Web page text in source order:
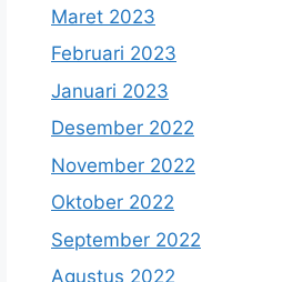
Maret 2023
Februari 2023
Januari 2023
Desember 2022
November 2022
Oktober 2022
September 2022
Agustus 2022